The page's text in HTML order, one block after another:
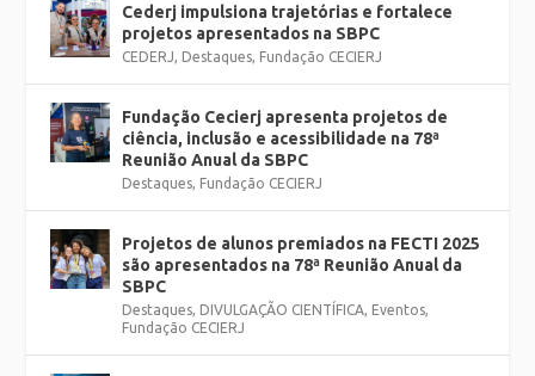
Cederj impulsiona trajetórias e fortalece
projetos apresentados na SBPC
CEDERJ, Destaques, Fundação CECIERJ
Fundação Cecierj apresenta projetos de
ciência, inclusão e acessibilidade na 78ª
Reunião Anual da SBPC
Destaques, Fundação CECIERJ
Projetos de alunos premiados na FECTI 2025
são apresentados na 78ª Reunião Anual da
SBPC
Destaques, DIVULGAÇÃO CIENTÍFICA, Eventos,
Fundação CECIERJ